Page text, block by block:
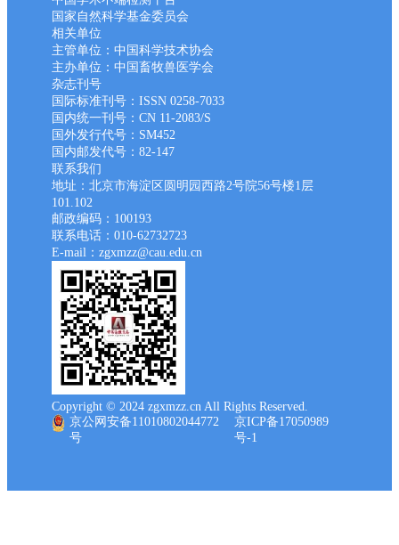
国家自然科学基金委员会
相关单位
主管单位：中国科学技术协会
主办单位：中国畜牧兽医学会
杂志刊号
国际标准刊号：ISSN 0258-7033
国内统一刊号：CN 11-2083/S
国外发行代号：SM452
国内邮发代号：82-147
联系我们
地址：北京市海淀区圆明园西路2号院56号楼1层
101.102
邮政编码：100193
联系电话：010-62732723
E-mail：zgxmzz@cau.edu.cn
Copyright © 2024 zgxmzz.cn All Rights Reserved.
京公网安备11010802044772
号
京ICP备17050989
号-1